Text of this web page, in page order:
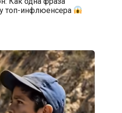
топ-инфлюенсера